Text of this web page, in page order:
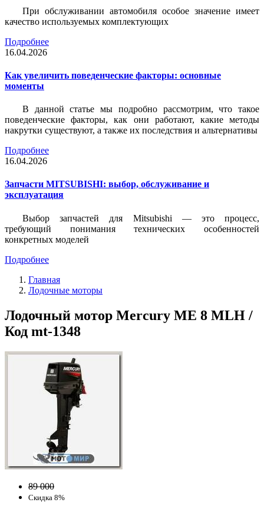
При обслуживании автомобиля особое значение имеет
качество используемых комплектующих
Подробнее
16.04.2026
Как увеличить поведенческие факторы: основные
моменты
В данной статье мы подробно рассмотрим, что такое
поведенческие факторы, как они работают, какие методы
накрутки существуют, а также их последствия и альтернативы
Подробнее
16.04.2026
Запчасти MITSUBISHI: выбор, обслуживание и
эксплуатация
Выбор запчастей для Mitsubishi — это процесс,
требующий понимания технических особенностей
конкретных моделей
Подробнее
Главная
Лодочные моторы
Лодочный мотор Mercury ME 8 MLH /
Код mt-1348
89 000
Скидка 8%